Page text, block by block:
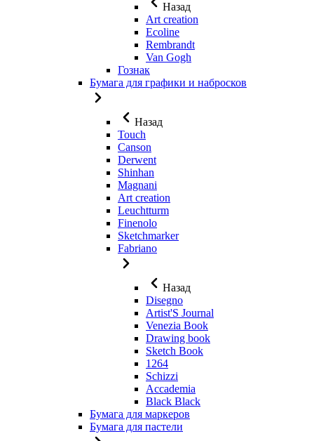
Назад
Art creation
Ecoline
Rembrandt
Van Gogh
Гознак
Бумага для графики и набросков
Назад
Touch
Canson
Derwent
Shinhan
Magnani
Art creation
Leuchtturm
Finenolo
Sketchmarker
Fabriano
Назад
Disegno
Artist'S Journal
Venezia Book
Drawing book
Sketch Book
1264
Schizzi
Accademia
Black Black
Бумага для маркеров
Бумага для пастели